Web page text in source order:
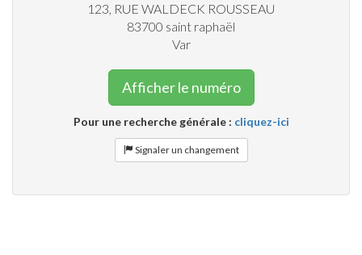
123, RUE WALDECK ROUSSEAU
83700 saint raphaël
Var
Afficher le numéro
Pour une recherche générale : cliquez-ici
Signaler un changement